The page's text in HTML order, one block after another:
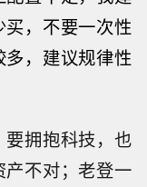
，不要一次性
，建议规律性
拥抱科技，也
不对；老登一